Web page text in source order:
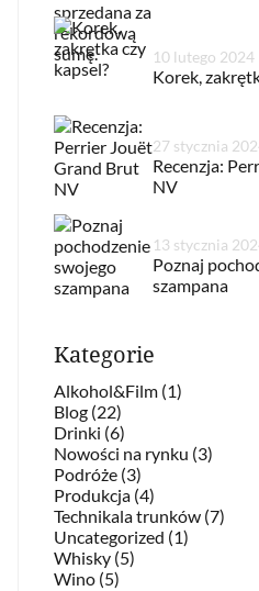
10 lutego 2024
Korek,
27 stycznia
Recenzja:
NV
13 stycznia
Poznaj
szampana
Kategorie
Alkohol&Film (1)
Blog (22)
Drinki (6)
Nowości na rynku (3)
Podróże (3)
Produkcja (4)
Technikala trunków (7)
Uncategorized (1)
Whisky (5)
Wino (5)